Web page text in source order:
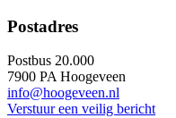
Postadres
Postbus 20.000
7900 PA Hoogeveen
info@hoogeveen.nl
Verstuur een veilig bericht